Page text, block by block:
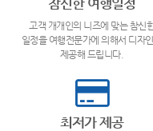
참신한 여행일정
고객 개개인의 니즈에 맞는 참신
일정을 여행전문가에 의해서 디자
제공해 드립니다.
최저가 제공